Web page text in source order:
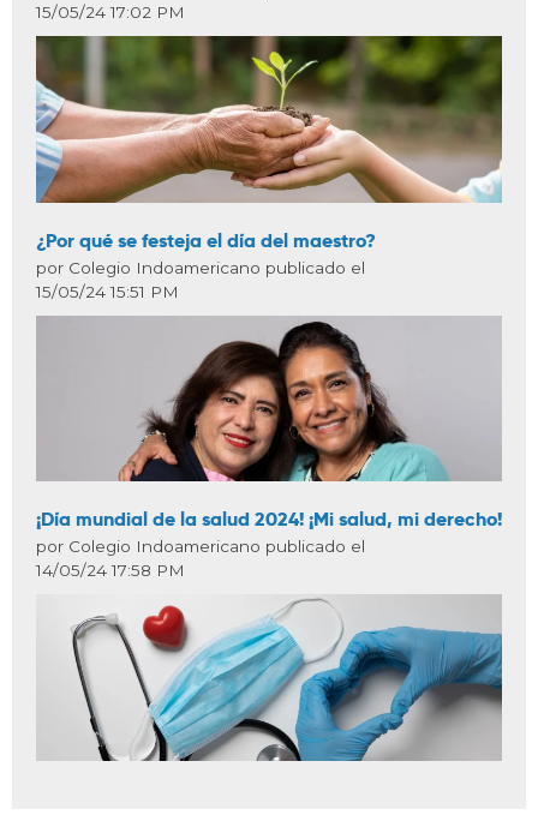
15/05/24 17:02 PM
¿Por qué se festeja el día del maestro?
por Colegio Indoamericano publicado el
15/05/24 15:51 PM
¡Día mundial de la salud 2024! ¡Mi salud, mi derecho!
por Colegio Indoamericano publicado el
14/05/24 17:58 PM